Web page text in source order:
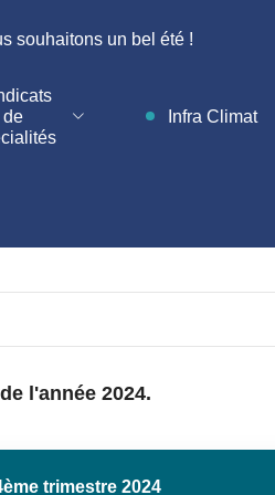
souhaitons un bel été !
de
Infra Climat
l'année 2024.
trimestre 2024